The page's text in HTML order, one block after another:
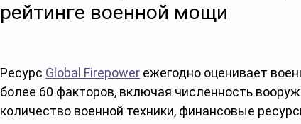
рейтинге военной мощи
Ресурс Global Firepower ежегодно оценивает
более 60 факторов, включая численность
количество военной техники, финансовые